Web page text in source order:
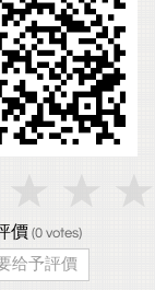
價 (0votes)
给予評價